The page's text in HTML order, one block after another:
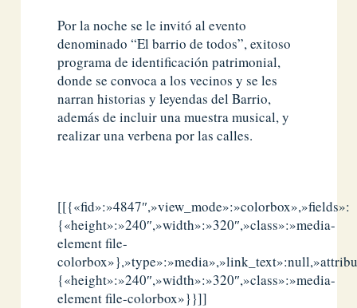
Por la noche se le invitó al evento
denominado “El barrio de todos”, exitoso
programa de identificación patrimonial,
donde se convoca a los vecinos y se les
narran historias y leyendas del Barrio,
además de incluir una muestra musical, y
realizar una verbena por las calles.
[[{«fid»:»4847″,»view_mode»:»colorbox»,»fields»:
{«height»:»240″,»width»:»320″,»class»:»media-
element file-
{«height»:»240″,»width»:»320″,»class»:»media-
element file-colorbox»}}]]